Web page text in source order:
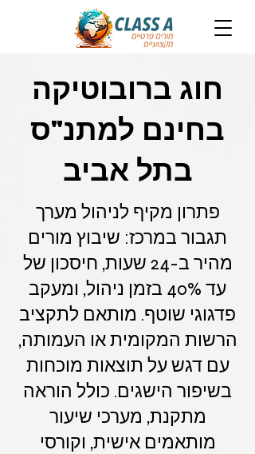
חוג ברובוטיקה
בחינם למתנ"ס
בתל אביב
פתרון מקיף לניהול מערך
תגבור במרכז: שיבוץ מורים
מהיר ב-24 שעות, חיסכון של
עד 40% בזמן ניהול, ומעקב
פדגוגי שוטף. מותאם לתקציב
הרשות המקומית או העמותה,
עם דגש על תוצאות מוכחות
בשיפור הישגים. כולל הוראה
מתקנת, מערכי שיעור
מותאמים אישית, וקורסי